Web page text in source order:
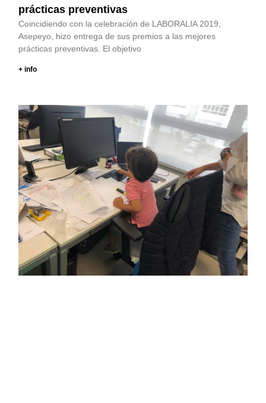
prácticas preventivas
Coincidiendo con la celebración de LABORALIA 2019,
Asepeyo, hizo entrega de sus premios a las mejores
prácticas preventivas. El objetivo
+ info